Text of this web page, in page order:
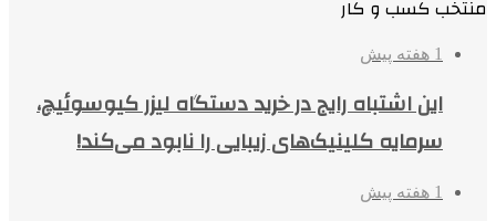
منتخب کسب و کار
1 هفته پیش
این اشتباه رایج در خرید دستگاه لیزر کیوسوئیچ،
سرمایه کلینیک‌های زیبایی را نابود می‌کند!
1 هفته پیش